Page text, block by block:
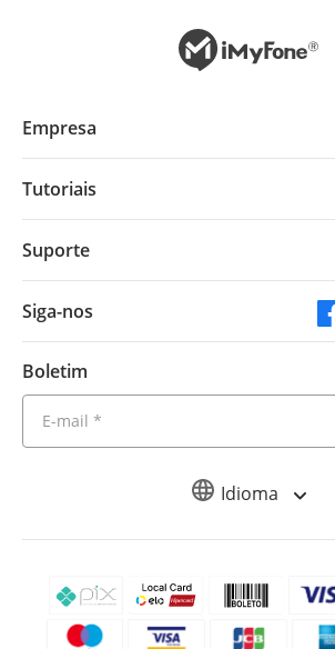
Idioma
Empresa
Tutoriais
Suporte
Siga-nos
Boletim